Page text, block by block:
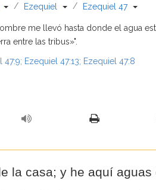
{{/ Ezequiel {{/ Ezequiel 47 {{
me llevó hasta donde el agua
entre las tribus»".
47:9; Ezequiel 47:13; Ezequiel 47:8
la casa; y he aquí aguas